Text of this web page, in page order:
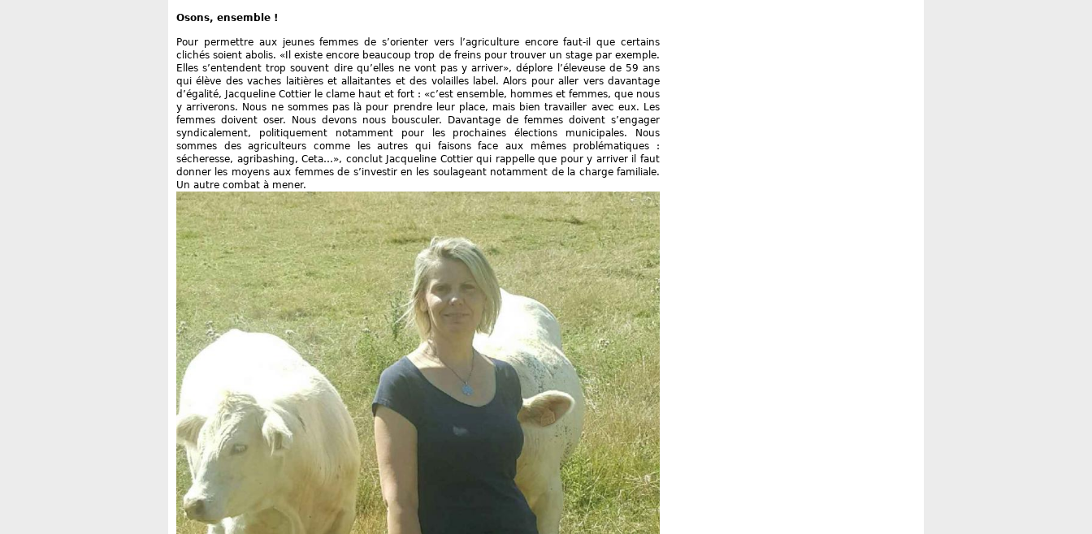
Osons, ensemble !
Pour permettre aux jeunes femmes de s’orienter vers l’agriculture encore faut-il que certains
clichés soient abolis. «Il existe encore beaucoup trop de freins pour trouver un stage par exemple.
Elles s’entendent trop souvent dire qu’elles ne vont pas y arriver», déplore l’éleveuse de 59 ans
qui élève des vaches laitières et allaitantes et des volailles label. Alors pour aller vers davantage
d’égalité, Jacqueline Cottier le clame haut et fort : «c’est ensemble, hommes et femmes, que nous
y arriverons. Nous ne sommes pas là pour prendre leur place, mais bien travailler avec eux. Les
femmes doivent oser. Nous devons nous bousculer. Davantage de femmes doivent s’engager
syndicalement, politiquement notamment pour les prochaines élections municipales. Nous
sommes des agriculteurs comme les autres qui faisons face aux mêmes problématiques :
sécheresse, agribashing, Ceta…», conclut Jacqueline Cottier qui rappelle que pour y arriver il faut
donner les moyens aux femmes de s’investir en les soulageant notamment de la charge familiale.
Un autre combat à mener.